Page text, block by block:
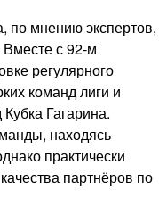
по мнению экспертов,
Вместе с 92-м
регулярного
команд лиги и
Гагарина.
находясь
практически
партнёров по